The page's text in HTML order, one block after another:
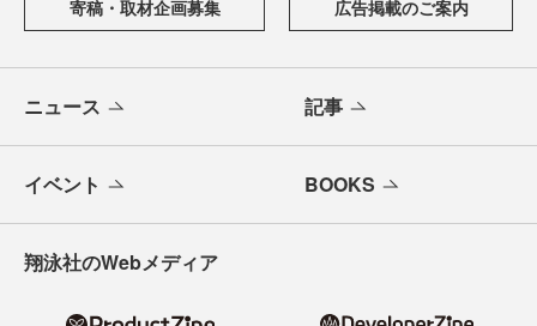
寄稿・取材企画募集 広告掲載のご案内
ニュース 記事
イベント BOOKS
翔泳社のWebメディア